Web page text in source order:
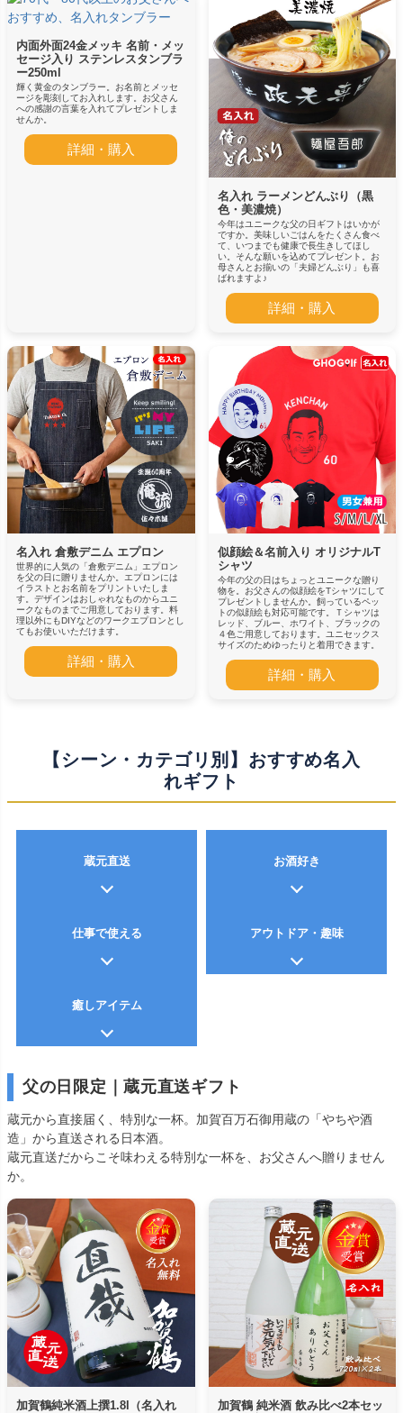
内面外面24金メッキ 名前・メッ
セージ入り ステンレスタンブラ
ー250ml
輝く黄金のタンブラー。お名前とメッセ
ージを彫刻してお入れします。お父さん
への感謝の言葉を入れてプレゼントしま
せんか。
詳細・購入
名入れ ラーメンどんぶり（黒
色・美濃焼）
今年はユニークな父の日ギフトはいかが
ですか。美味しいごはんをたくさん食べ
て、いつまでも健康で長生きしてほし
い。そんな願いを込めてプレゼント。お
母さんとお揃いの「夫婦どんぶり」も喜
ばれますよ♪
詳細・購入
名入れ 倉敷デニム エプロン
世界的に人気の「倉敷デニム」エプロン
を父の日に贈りませんか。エプロンには
イラストとお名前をプリントいたしま
す。デザインはおしゃれなものからユニ
ークなものまでご用意しております。料
理以外にもDIYなどのワークエプロンとし
てもお使いいただけます。
詳細・購入
似顔絵＆名前入り オリジナルT
シャツ
今年の父の日はちょっとユニークな贈り
物を。お父さんの似顔絵をTシャツにして
プレゼントしませんか。飼っているペッ
トの似顔絵も対応可能です。Ｔシャツは
レッド、ブルー、ホワイト、ブラックの
４色ご用意しております。ユニセックス
サイズのためゆったりと着用できます。
詳細・購入
【シーン・カテゴリ別】おすすめ名入
れギフト
蔵元直送 お酒好き
仕事で使える アウトドア・趣味
癒しアイテム
父の日限定｜蔵元直送ギフト
蔵元から直接届く、特別な一杯。加賀百万石御用蔵の「やちや酒
造」から直送される日本酒。
蔵元直送だからこそ味わえる特別な一杯を、お父さんへ贈りません
か。
加賀鶴純米酒上撰1.8l（名入れ
加賀鶴 純米酒 飲み比べ2本セッ